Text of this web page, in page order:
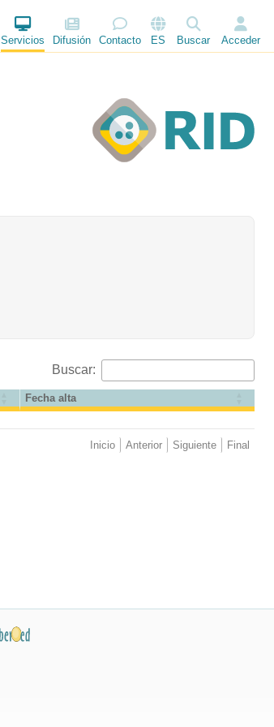
Servicios Difusión Contacto ES Buscar Acceder
Buscar:
Fecha alta
Inicio Anterior Siguiente Final